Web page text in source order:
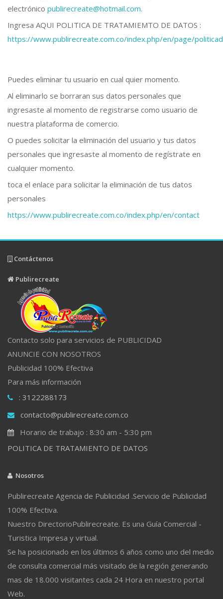
electrónico publirecreate@hotmail.com.
Ingresa AQUI POLITICA DE TRATAMIEMTO DE DATOS :
https://www.publirecreate.com.co/index.php/en/page/
Puedes eliminar tu usuario en cual quier momento.
Al eliminarlo se borraran sus datos personales que
ingresaste al momento de registrarse como usuario de
nuestra plataforma de comercio.
O puedes solicitar la eliminación del usuario y tus datos
personales que ingresaste al momento de regístrate en
cualquier momento.
toca el enlace para solicitar la eliminación de tus datos
personales
https://www.publirecreate.com.co/index.php/en/contact
Contáctenos
Publirecreate
Contacto solo para servicios de PUBLICIDAD
ANUNCIE CON NOSOTROS
Publicidad 100% Efectiva
Para más información
: 3122288173
contacto@publirecreate.com.co
Horario de trabajo : 8:30 am - 5:30 pm
POLITICA DE TRATAMIENTO DE DATOS
Nosotros
Publirecreate Agencia de Publicidad .Servicio de Publicidad
100% Efectiva.
Nuestro DirectorioPublirecreate. Es una Guía Comercial -
Turistica Impresa y virtual.
Se ha posicionado en los últimos 6 años como uno del medio
de consulta comercial más visitado de la región generando
mas de 18.000 visitantes cada 24 Hora en nuestro portal
Web.